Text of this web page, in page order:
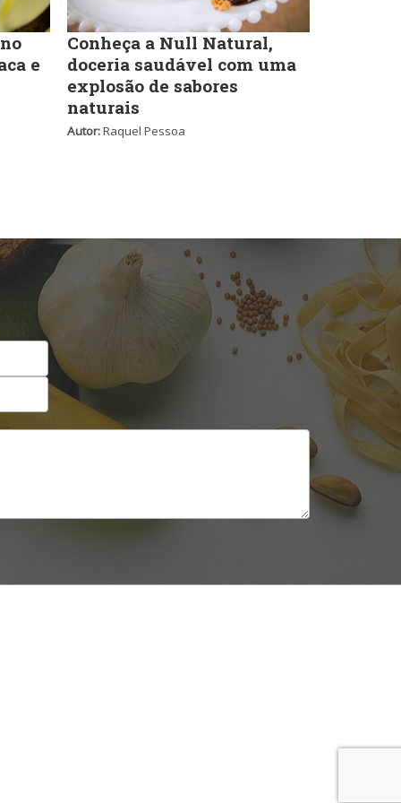
Self-service
Sobremesas e sorvetes
e
Conheça a Null Natural,
doceria saudável com uma
explosão de sabores
naturais
Autor:Raquel Pessoa